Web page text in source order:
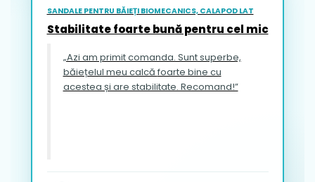
SANDALE PENTRU BĂIEȚI BIOMECANICS, CALAPOD LAT
Stabilitate foarte bună pentru cel mic
„Azi am primit comanda. Sunt superbe,
băiețelul meu calcă foarte bine cu
acestea și are stabilitate. Recomand!”